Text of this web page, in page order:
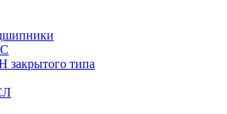
закрытого типа